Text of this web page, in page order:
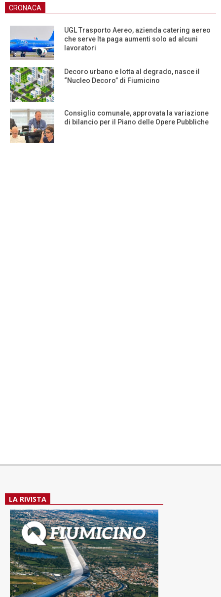
CRONACA
UGL Trasporto Aereo, azienda catering aereo
che serve Ita paga aumenti solo ad alcuni
lavoratori
Decoro urbano e lotta al degrado, nasce il
“Nucleo Decoro” di Fiumicino
Consiglio comunale, approvata la variazione
di bilancio per il Piano delle Opere Pubbliche
LA RIVISTA